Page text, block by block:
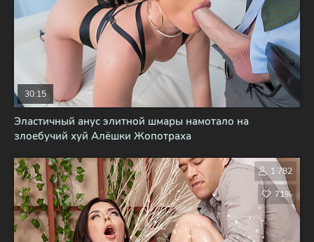
Эластичный анус элитной шмары намотало на
злоебучий хуй Алёшки Жопотраха
30:15
1 782
71%